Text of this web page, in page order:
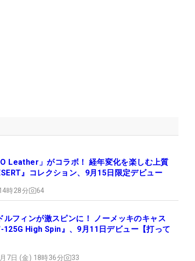
Leather」がコラボ！ 経年変化を楽しむ上質
』コレクション、9月15日限定デビュー
時28分 64
ルフィンが激スピンに！ ノーメッキのキャス
125G High Spin』、9月11日デビュー【打って
7日 (金) 18時36分 33